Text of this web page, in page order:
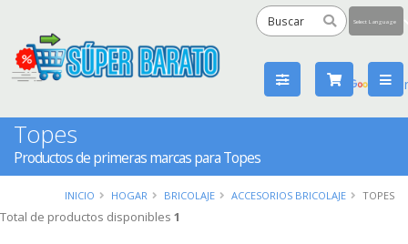
by
Topes
Productos de primeras marcas para Topes
INICIO HOGAR BRICOLAJE ACCESORIOS BRICOLAJE TOPES
Total de productos disponibles 1